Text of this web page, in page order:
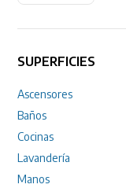
SUPERFICIES
Ascensores
Baños
Cocinas
Lavandería
Manos